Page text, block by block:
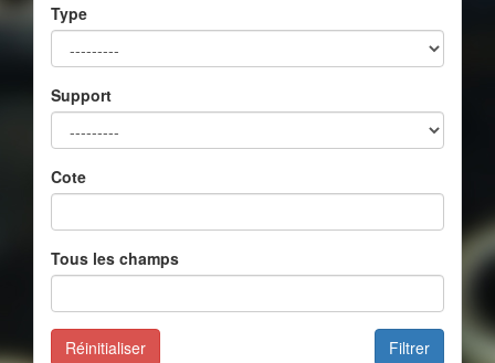
Type
Support
Cote
Tous les champs
Filtrer
Réinitialiser